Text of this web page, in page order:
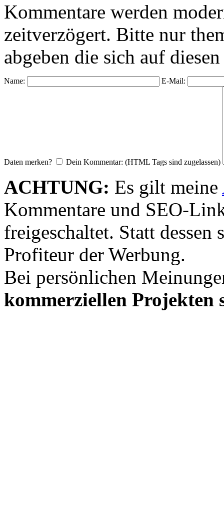
Kommentare werden
zeitverzögert. Bitte nur
abgeben die sich auf
Name: E-Mail:
Daten merken? Dein Kommentar: (HTML Tags sind zugelassen)
ACHTUNG: Es gilt meine
Kommentare und SEO-
freigeschaltet. Statt dessen
Profiteur der Werbung.
Bei persönlichen
kommerziellen Projekten